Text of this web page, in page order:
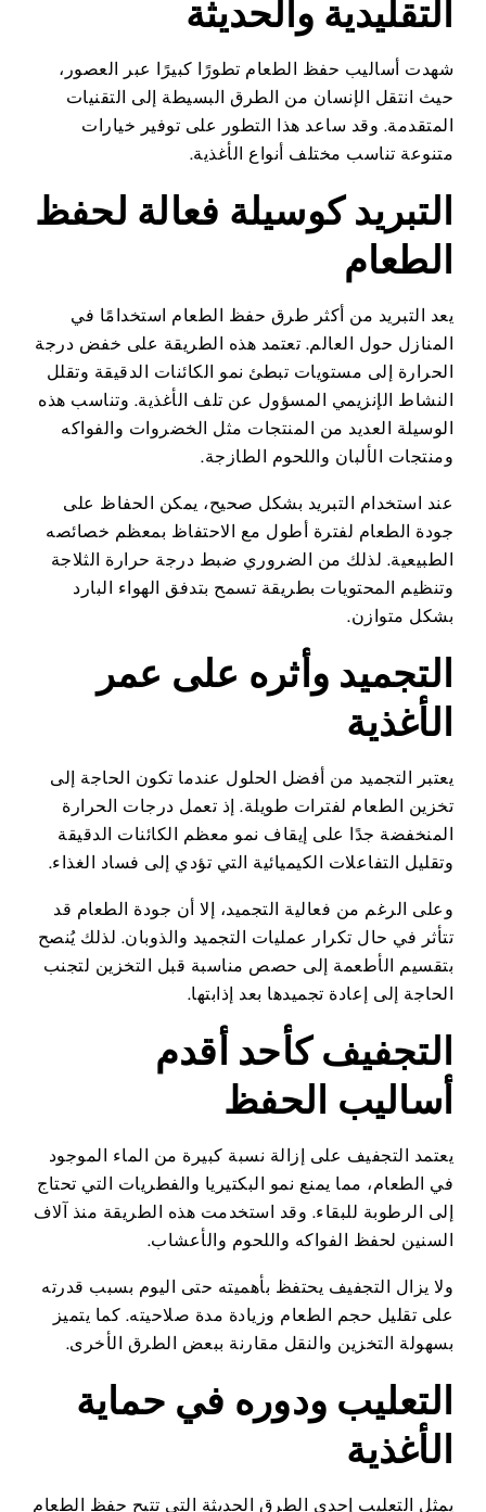
التقليدية والحديثة
شهدت أساليب حفظ الطعام تطورًا كبيرًا عبر العصور،
حيث انتقل الإنسان من الطرق البسيطة إلى التقنيات
المتقدمة. وقد ساعد هذا التطور على توفير خيارات
متنوعة تناسب مختلف أنواع الأغذية.
التبريد كوسيلة فعالة لحفظ
الطعام
يعد التبريد من أكثر طرق حفظ الطعام استخدامًا في
المنازل حول العالم. تعتمد هذه الطريقة على خفض درجة
الحرارة إلى مستويات تبطئ نمو الكائنات الدقيقة وتقلل
النشاط الإنزيمي المسؤول عن تلف الأغذية. وتناسب هذه
الوسيلة العديد من المنتجات مثل الخضروات والفواكه
ومنتجات الألبان واللحوم الطازجة.
عند استخدام التبريد بشكل صحيح، يمكن الحفاظ على
جودة الطعام لفترة أطول مع الاحتفاظ بمعظم خصائصه
الطبيعية. لذلك من الضروري ضبط درجة حرارة الثلاجة
وتنظيم المحتويات بطريقة تسمح بتدفق الهواء البارد
بشكل متوازن.
التجميد وأثره على عمر
الأغذية
يعتبر التجميد من أفضل الحلول عندما تكون الحاجة إلى
تخزين الطعام لفترات طويلة. إذ تعمل درجات الحرارة
المنخفضة جدًا على إيقاف نمو معظم الكائنات الدقيقة
وتقليل التفاعلات الكيميائية التي تؤدي إلى فساد الغذاء.
وعلى الرغم من فعالية التجميد، إلا أن جودة الطعام قد
تتأثر في حال تكرار عمليات التجميد والذوبان. لذلك يُنصح
بتقسيم الأطعمة إلى حصص مناسبة قبل التخزين لتجنب
الحاجة إلى إعادة تجميدها بعد إذابتها.
التجفيف كأحد أقدم
أساليب الحفظ
يعتمد التجفيف على إزالة نسبة كبيرة من الماء الموجود
في الطعام، مما يمنع نمو البكتيريا والفطريات التي تحتاج
إلى الرطوبة للبقاء. وقد استخدمت هذه الطريقة منذ آلاف
السنين لحفظ الفواكه واللحوم والأعشاب.
ولا يزال التجفيف يحتفظ بأهميته حتى اليوم بسبب قدرته
على تقليل حجم الطعام وزيادة مدة صلاحيته. كما يتميز
بسهولة التخزين والنقل مقارنة ببعض الطرق الأخرى.
التعليب ودوره في حماية
الأغذية
يمثل التعليب إحدى الطرق الحديثة التي تتيح حفظ الطعام